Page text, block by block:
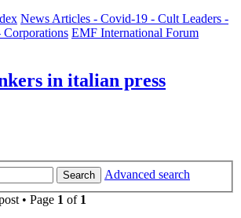
News Articles - Covid-19 - Cult Leaders -
Corporations EMF International Forum
in italian press
Search
Advanced search
• Page 1 of 1